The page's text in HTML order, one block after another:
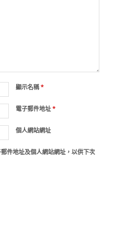
顯示名稱*
電子郵件地址*
個人網站網址
件地址及個人網站網址，以供下次